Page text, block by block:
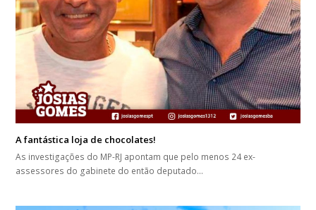
A fantástica loja de chocolates!
As investigações do MP-RJ apontam que pelo menos 24 ex-
assessores do gabinete do então deputado…